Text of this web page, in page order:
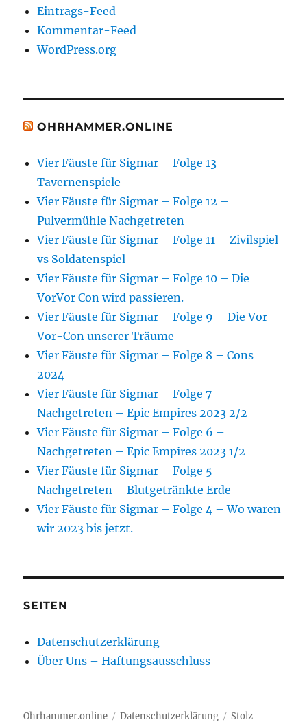
Eintrags-Feed
Kommentar-Feed
WordPress.org
OHRHAMMER.ONLINE
Vier Fäuste für Sigmar – Folge 13 –
Tavernenspiele
Vier Fäuste für Sigmar – Folge 12 –
Pulvermühle Nachgetreten
Vier Fäuste für Sigmar – Folge 11 – Zivilspiel
vs Soldatenspiel
Vier Fäuste für Sigmar – Folge 10 – Die
VorVor Con wird passieren.
Vier Fäuste für Sigmar – Folge 9 – Die Vor-
Vor-Con unserer Träume
Vier Fäuste für Sigmar – Folge 8 – Cons
2024
Vier Fäuste für Sigmar – Folge 7 –
Nachgetreten – Epic Empires 2023 2/2
Vier Fäuste für Sigmar – Folge 6 –
Nachgetreten – Epic Empires 2023 1/2
Vier Fäuste für Sigmar – Folge 5 –
Nachgetreten – Blutgetränkte Erde
Vier Fäuste für Sigmar – Folge 4 – Wo waren
wir 2023 bis jetzt.
SEITEN
Datenschutzerklärung
Über Uns – Haftungsausschluss
Ohrhammer.online Datenschutzerklärung Stolz